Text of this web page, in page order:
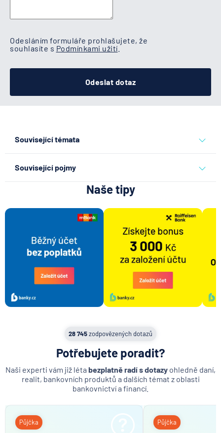
Odesláním formuláře prohlašujete, že
souhlasíte s Podmínkami užití
Odeslat dotaz
Související témata
Související pojmy
Doklad totožnosti
Výpis z úvěrového účtu
Předschválená půjčka
Retailové bankovnictví
Garmin pay
Xiaomi pay
Bankovní spojení
Rodinný příslušník
Naše tipy
28 745zodpovězených dotazů
Potřebujete poradit?
Naši experti vám již léta bezplatně radí s dotazy ohledně daní,
realit, bankovních produktů a dalších témat z oblasti
bankovnictví a financí.
Půjčka Půjčka